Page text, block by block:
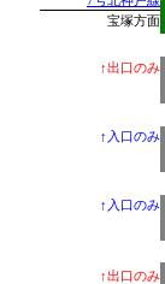
宝塚方面
↑出口のみ
↑入口のみ
↑入口のみ
↑出口のみ